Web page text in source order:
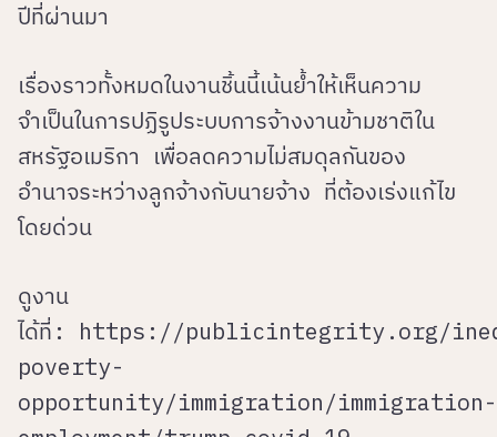
ปีที่ผ่านมา
เรื่องราวทั้งหมดในงานชิ้นนี้เน้นย้ำให้เห็นความ
จำเป็นในการปฏิรูประบบการจ้างงานข้ามชาติใน
สหรัฐอเมริกา เพื่อลดความไม่สมดุลกันของ
อำนาจระหว่างลูกจ้างกับนายจ้าง ที่ต้องเร่งแก้ไข
โดยด่วน
ดูงาน
ได้ที่: https://publicintegrity.org/
poverty-
opportunity/immigration/immigration-